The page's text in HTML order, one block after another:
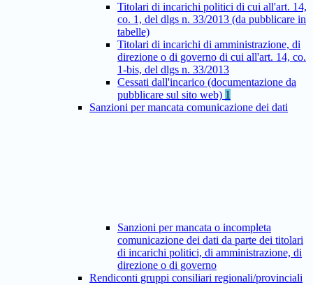
Titolari di incarichi politici di cui all'art. 14,
co. 1, del dlgs n. 33/2013 (da pubblicare in
tabelle)
Titolari di incarichi di amministrazione, di
direzione o di governo di cui all'art. 14, co.
1-bis, del dlgs n. 33/2013
Cessati dall'incarico (documentazione da
pubblicare sul sito web) 1
Sanzioni per mancata comunicazione dei dati
Sanzioni per mancata o incompleta
comunicazione dei dati da parte dei titolari
di incarichi politici, di amministrazione, di
direzione o di governo
Rendiconti gruppi consiliari regionali/provinciali